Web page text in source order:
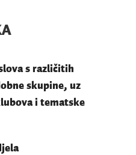
s različitih
skupine, uz
i tematske